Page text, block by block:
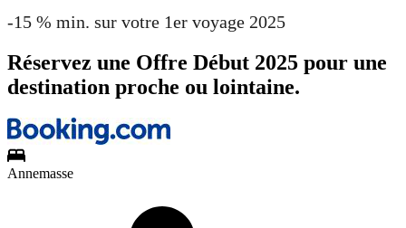
-15 % min. sur votre 1er voyage 2025
Réservez une Offre Début 2025 pour une
destination proche ou lointaine.
Annemasse